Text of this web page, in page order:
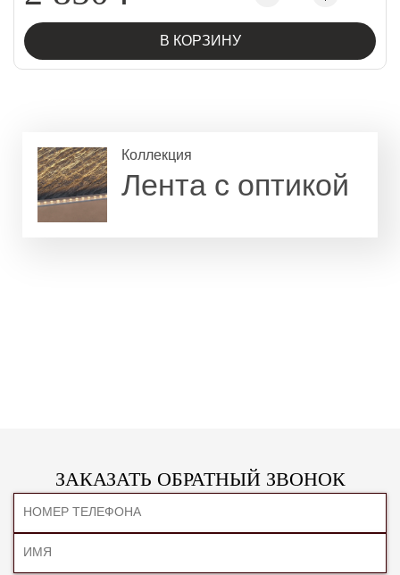
В КОРЗИНУ
Коллекция
Лента с оптикой
ЗАКАЗАТЬ ОБРАТНЫЙ ЗВОНОК